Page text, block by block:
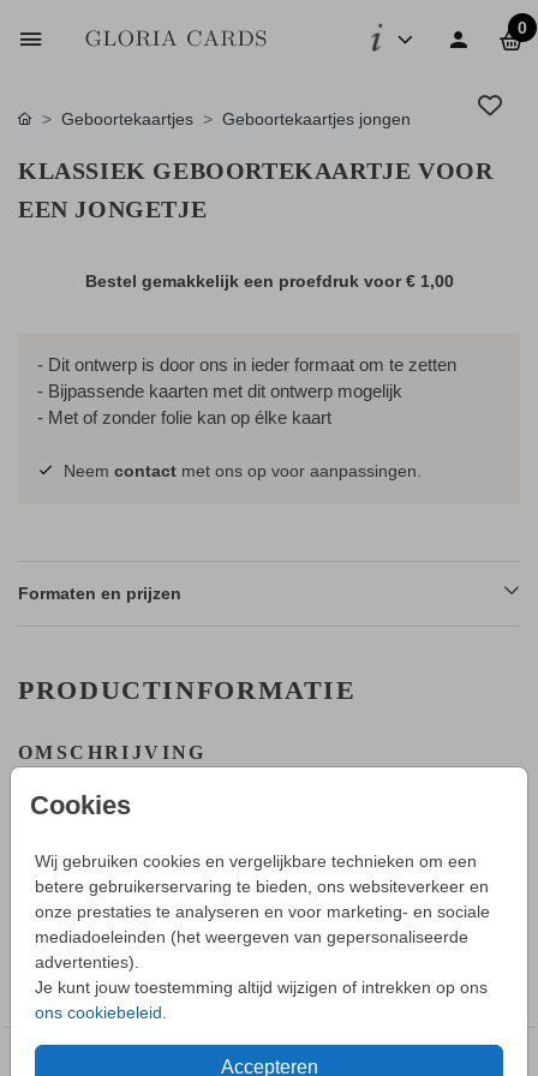
0
Cookies
Wij gebruiken cookies en vergelijkbare technieken om een
betere gebruikerservaring te bieden, ons websiteverkeer en
onze prestaties te analyseren en voor marketing- en sociale
mediadoeleinden (het weergeven van gepersonaliseerde
advertenties).
Je kunt jouw toestemming altijd wijzigen of intrekken op ons
ons cookiebeleid
Accepteren
Geboortekaartjes Geboortekaartjes jongen
KLASSIEK GEBOORTEKAARTJE VOOR
EEN JONGETJE
Bestel gemakkelijk een proefdruk voor€ 1,00
- Dit ontwerp is door ons in ieder formaat om te zetten
- Bijpassende kaarten met dit ontwerp mogelijk
- Met of zonder folie kan op élke kaart
Neem contact met ons op voor aanpassingen.
Formaten en prijzen
PRODUCTINFORMATIE
OMSCHRIJVING
in de editor.
HOE WERKT HET?
- Maak in de editor een mooi ontwerp van dit kaartje.
- Sla deze op in je account en bestel daarna een proefdruk.
- Tijdens bestellen kun je kiezen uit verschillende formaten,
papiersoorten en envelopkleuren.
- Bij je 1e proefdruk ontvang je een proefsetje met samples
van alle papiersoorten en kleuren enveloppen.
Toon meer
COLLECTIE
Geboortekaartjes jongen